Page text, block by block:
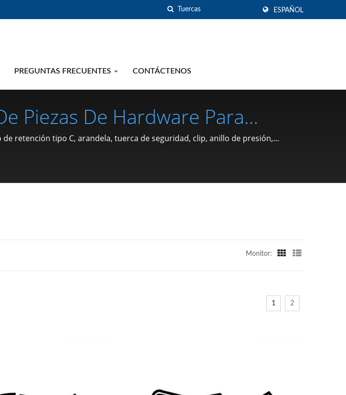
ESPAÑOL
PREGUNTAS FRECUENTES CONTÁCTENOS
Piezas De Hardware Para
De Retención Tipo C, Arandela,
Presión, Pasador) Desde 1991
retención tipo C, arandela, tuerca de seguridad, clip, anillo de presión,
Monitor:
1 2